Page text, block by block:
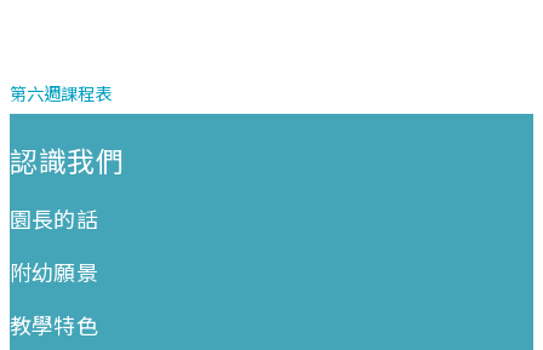
第六週課程表
認識我們
園長的話
附幼願景
教學特色